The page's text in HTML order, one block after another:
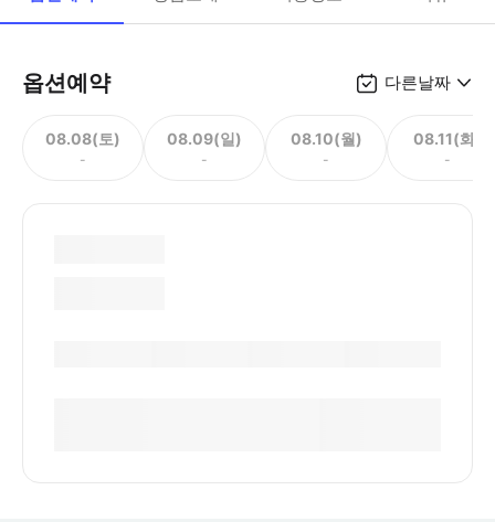
옵션예약 다른날짜
08.08(토)
-
08.09(일)
-
08.10(월)
-
08.11(화)
-